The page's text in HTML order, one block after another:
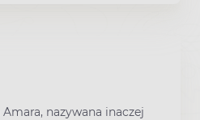
Amara, nazywana inaczej